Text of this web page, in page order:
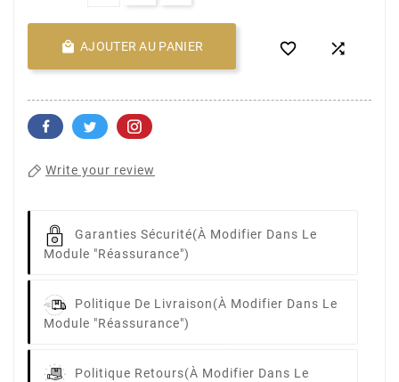
 AJOUTER AU PANIER  
Write your review
Garanties Sécurité(à Modifier Dans Le
Module "Réassurance")
Politique De Livraison(à Modifier Dans Le
Module "Réassurance")
Politique Retours(à Modifier Dans Le